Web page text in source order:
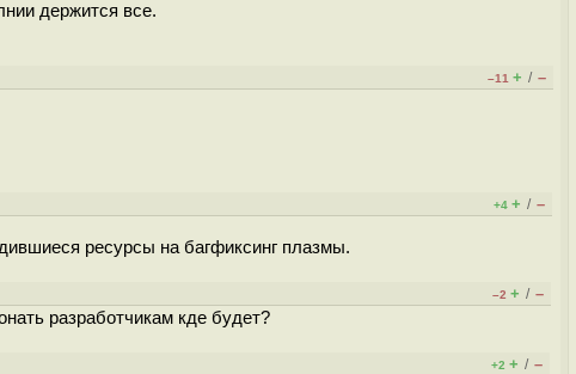
держится все.
–11 + / –
+4 + / –
ресурсы на багфиксинг плазмы.
–2 + / –
разработчикам кде будет?
+2 + / –